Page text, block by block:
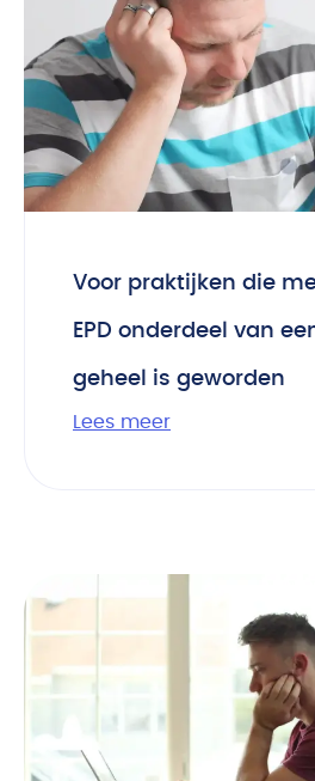
Voor praktijken die
EPD onderdeel van
geheel is geworden
Lees meer